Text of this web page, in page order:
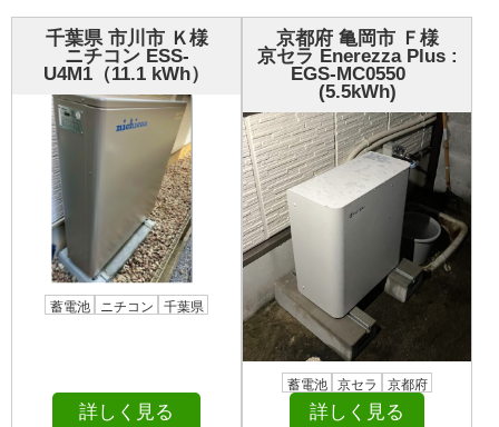
千葉県 市川市 Ｋ様
ニチコン ESS-
U4M1（11.1 kWh）
蓄電池 ニチコン 千葉県
詳しく見る
京都府 亀岡市 Ｆ様
京セラ Enerezza Plus :
EGS-MC0550
(5.5kWh)
蓄電池 京セラ 京都府
詳しく見る